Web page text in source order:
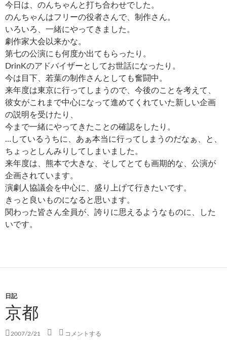
今日は、のんちゃんと打ち合わせでした。
のんちゃんはフリーの役者さんで、制作さん。
いろいろ、一緒にやってきました。
劇作家大会以来かな。
第七の公演にも何度か出てもらったり。
DrinKのアドバイザーとしてお世話になったり。
今は目下、若葉の制作さんとしても奮闘中。
来年度は東京に行ってしまうので、今後のことを考えて、
彼女がこれまで中心になって進めてくれていた新しい企画
の説明を受けたり、
今まで一緒にやってきたことの確認をしたり。
…しているうちに、あぁ本当に行ってしまうのだなぁ、と、
ちょっとしんみりしてしまいました。
来年度は、熊本で大きな、そしてとても画期的な、公演が
企画されています。
演劇人協議会を中心に、盛り上げて行きたいです。
きっと良いものになると思います。
関わった皆さん全員が、誇りに思えるようなものに、した
いです。
日記
京都
2007/2/21 コメントする